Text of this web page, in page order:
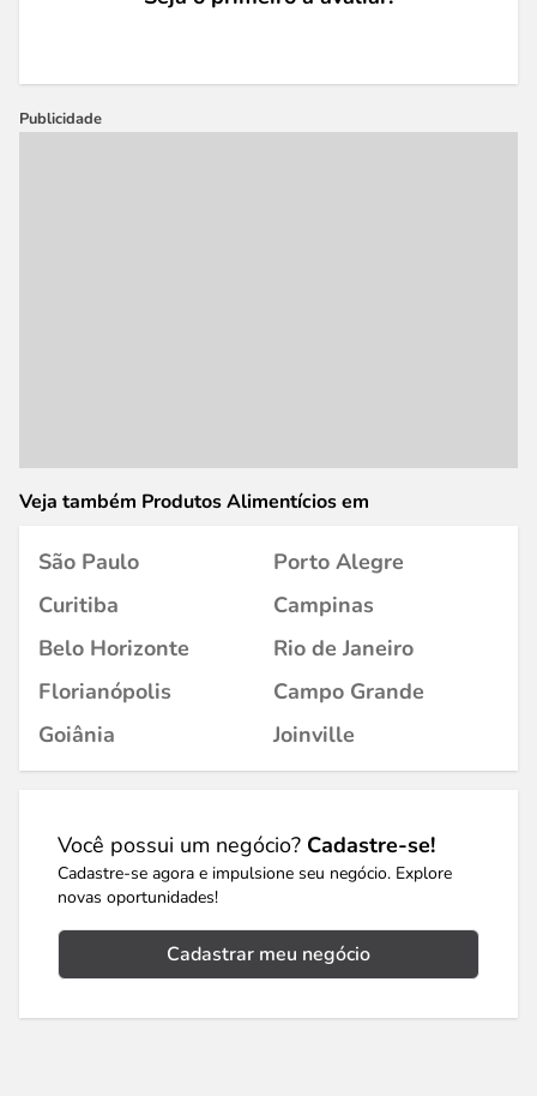
Publicidade
Veja também Produtos Alimentícios em
São Paulo
Porto Alegre
Curitiba
Campinas
Belo Horizonte
Rio de Janeiro
Florianópolis
Campo Grande
Goiânia
Joinville
Você possui um negócio? Cadastre-se!
Cadastre-se agora e impulsione seu negócio. Explore
novas oportunidades!
Cadastrar meu negócio